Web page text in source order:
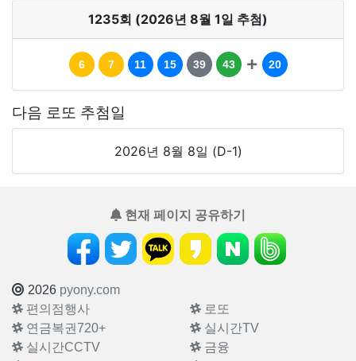
1235회 (2026년 8월 1일 추첨)
6 7 11 15 39 43 20
다음 로또 추첨일
2026년 8월 8일 (D-1)
현재 페이지 공유하기
2026 pyony.com
편의점행사
로또
연금복권720+
실시간TV
실시간CCTV
금융